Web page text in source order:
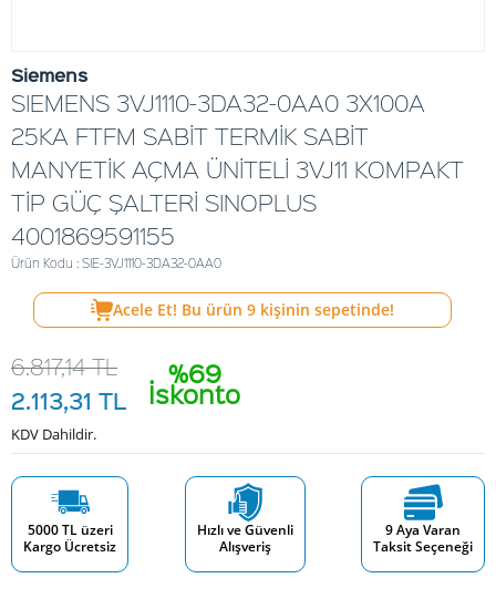
Siemens
SIEMENS 3VJ1110-3DA32-0AA0 3X100A
25KA FTFM SABİT TERMİK SABİT
MANYETİK AÇMA ÜNİTELİ 3VJ11 KOMPAKT
TİP GÜÇ ŞALTERİ SINOPLUS
4001869591155
Ürün Kodu : SIE-3VJ1110-3DA32-0AA0
Acele Et! Bu ürün 9 kişinin sepetinde!
%69
İskonto
6.817,14TL
2.113,31 TL
KDV Dahildir.
5000 TL üzeri
Kargo Ücretsiz
Hızlı ve Güvenli
Alışveriş
9 Aya Varan
Taksit Seçeneği